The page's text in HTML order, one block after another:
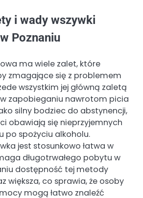
i wady wszywki
Poznaniu
ma wiele zalet, które
zmagające się z problemem
wszystkim jej główną zaletą
zapobieganiu nawrotom picia
silny bodziec do abstynencji,
obawiają się nieprzyjemnych
po spożyciu alkoholu.
jest stosunkowo łatwa w
długotrwałego pobytu w
dostępność tej metody
większa, co sprawia, że osoby
mogą łatwo znaleźć